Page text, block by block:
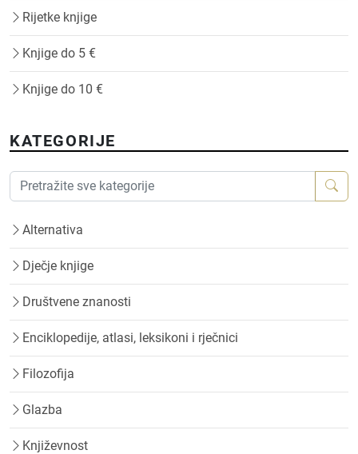
Rijetke knjige
Knjige do 5 €
Knjige do 10 €
KATEGORIJE
Alternativa
Dječje knjige
Društvene znanosti
Enciklopedije, atlasi, leksikoni i rječnici
Filozofija
Glazba
Književnost